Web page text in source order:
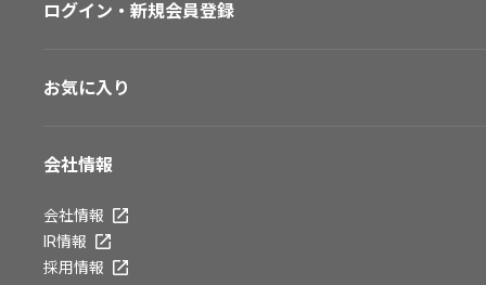
ログイン・新規会員登録
お気に入り
会社情報
会社情報
IR情報
採用情報